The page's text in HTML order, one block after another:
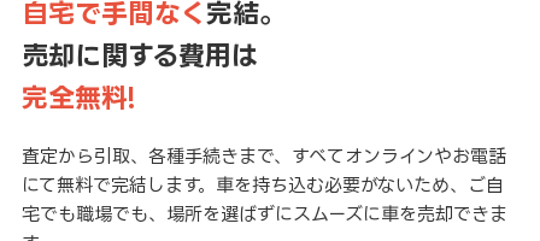
自宅で手間なく 完結。
売却に関する費用は
完全無料!
査定から引取、各種手続きまで、すべてオンラインやお電話
にて無料で完結します。車を持ち込む必要がないため、ご自
宅でも職場でも、場所を選ばずにスムーズに車を売却できま